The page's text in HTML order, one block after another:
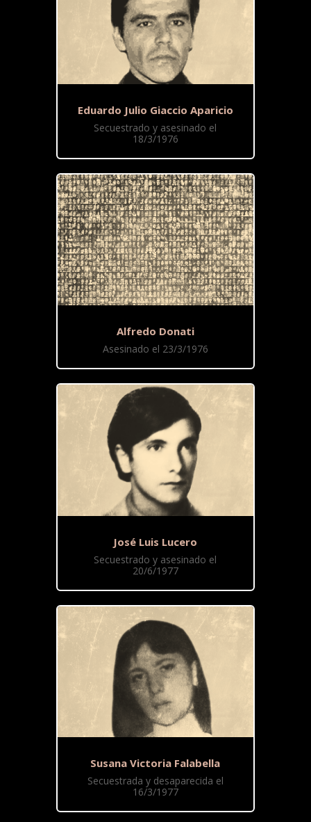
Eduardo Julio Giaccio Aparicio
Secuestrado y asesinado el
18/3/1976
Alfredo Donati
Asesinado el 23/3/1976
José Luis Lucero
Secuestrado y asesinado el
20/6/1977
Susana Victoria Falabella
Secuestrada y desaparecida el
16/3/1977